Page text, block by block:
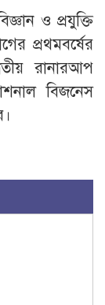
ও প্রযুক্তি
প্রথমবর্ষের
রানারআপ
বিজনেস